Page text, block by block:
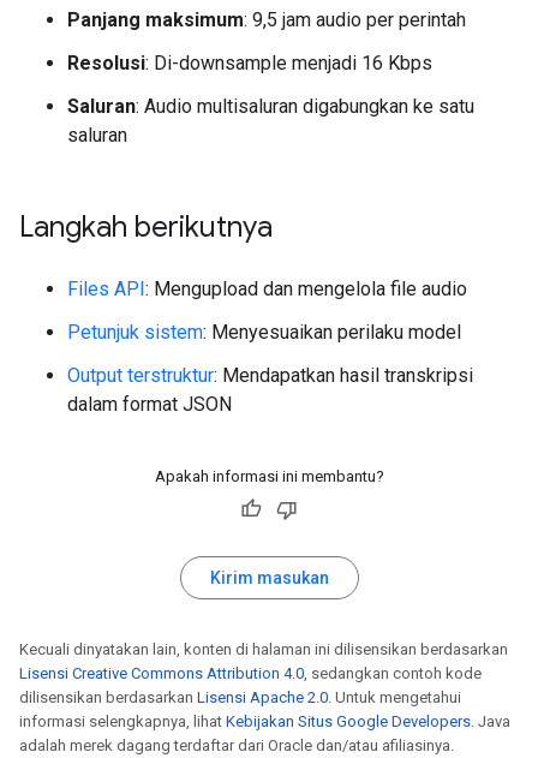
Panjang maksimum: 9,5 jam audio per perintah
Resolusi: Di-downsample menjadi 16 Kbps
Saluran: Audio multisaluran digabungkan ke satu
saluran
Langkah berikutnya
Files API: Mengupload dan mengelola file audio
Petunjuk sistem: Menyesuaikan perilaku model
Output terstruktur: Mendapatkan hasil transkripsi
dalam format JSON
Apakah informasi ini membantu?
Kirim masukan
Kecuali dinyatakan lain, konten di halaman ini dilisensikan berdasarkan
Lisensi Creative Commons Attribution 4.0 , sedangkan contoh kode
dilisensikan berdasarkan Lisensi Apache 2.0 . Untuk mengetahui
informasi selengkapnya, lihat Kebijakan Situs Google Developers . Java
adalah merek dagang terdaftar dari Oracle dan/atau afiliasinya.